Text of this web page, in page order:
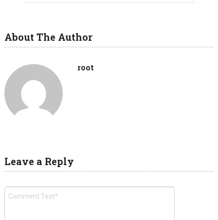
About The Author
root
Leave a Reply